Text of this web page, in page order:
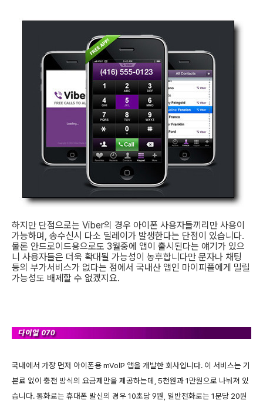
하지만 단점으로는 Viber의 경우 아이폰 사용자들끼리만 사용이
가능하며, 송수신시 다소 딜레이가 발생한다는 단점이 있습니다.
물론 안드로이드용으로도 3월중에 앱이 출시된다는 얘기가 있으
니 사용자들은 더욱 확대될 가능성이 농후합니다만 문자나 채팅
등의 부가서비스가 없다는 점에서 국내산 앱인 마이피플에게 밀릴
가능성도 배제할 수 없겠지요.
국내에서 가장 먼저 아이폰용 mVoIP 앱을 개발한 회사입니다. 이 서비스는 기
본료 없이 충전 방식의 요금제만을 제공하는데, 5천원과 1만원으로 나눠져 있
습니다. 통화료는 휴대폰 발신의 경우 10초당 9원, 일반전화로는 1분당 20원